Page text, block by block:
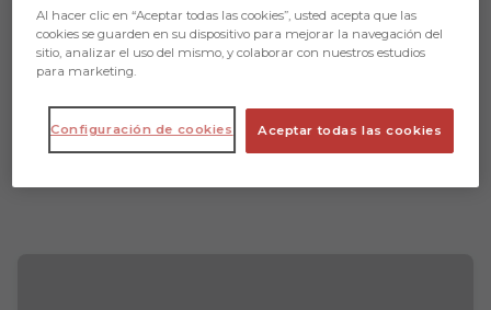
Al hacer clic en “Aceptar todas las cookies”, usted acepta que las
cookies se guarden en su dispositivo para mejorar la navegación del
sitio, analizar el uso del mismo, y colaborar con nuestros estudios
para marketing.
Aceptar todas las cookies
Configuración de cookies